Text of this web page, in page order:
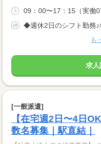
09：00〜17：15（実働
◆週休2日のシフト勤務♪
も
求人
[一般派遣]
【在宅週2日〜4日
数名募集｜駅直結｜